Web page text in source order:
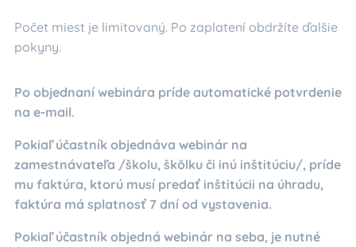
Počet miest je limitovaný. Po zaplatení obdržíte ďalšie
pokyny.
Po objednaní webinára príde automatické potvrdenie
na e-mail.
Pokiaľ účastník objednáva webinár na
zamestnávateľa /školu, škôlku či inú inštitúciu/, príde
mu faktúra, ktorú musí predať inštitúcii na úhradu,
faktúra má splatnosť 7 dní od vystavenia.
Pokiaľ účastník objedná webinár na seba, je nutné